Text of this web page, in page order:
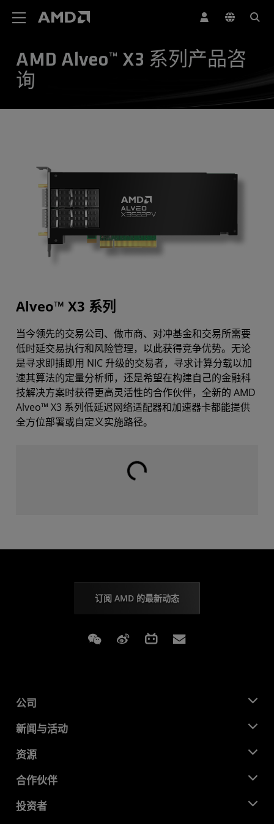
AMD Alveo™ X3 系列产品咨
询
Alveo™ X3 系列
当今领先的交易公司、做市商、对冲基金和交易所需要
低时延交易执行和风险管理，以此获得竞争优势。无论
是寻求即插即用 NIC 升级的交易者，寻求计算分载以加
速其算法的定量分析师，还是希望在构建自己的金融科
技解决方案时获得更高灵活性的合作伙伴，全新的 AMD
Alveo™ X3 系列低延迟网络适配器和加速器卡都能提供
全方位部署或自定义实施路径。
载入中⋯⋯
订阅 AMD 的最新动态
Weixin Weibo Bilibili
公司
关于 AMD
企业责任
就业机会
联系我们
新闻与活动
新闻中心
媒体库
资源
开发中心
成功案例
合作伙伴
AMD 合作伙伴中心
投资者